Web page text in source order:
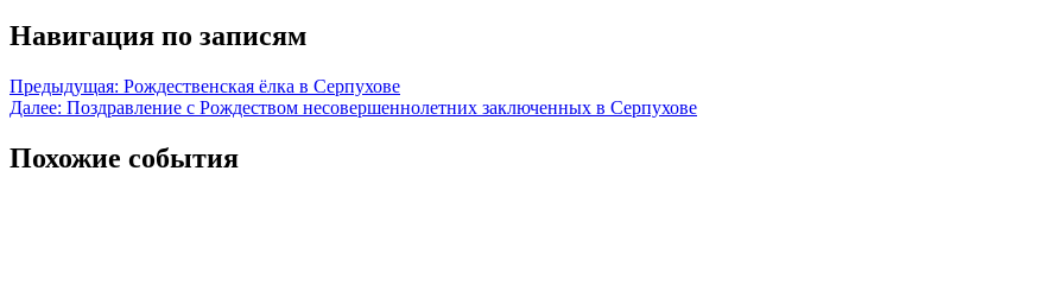
Навигация по записям
Предыдущая: Рождественская ёлка в Серпухове
Далее: Поздравление с Рождеством несовершеннолетних заключенных в Серпухове
Похожие события